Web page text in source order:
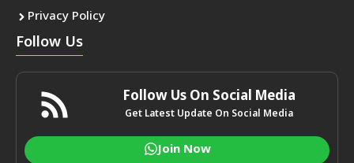
Privacy Policy
Follow Us
Follow Us On Social Media
Get Latest Update On Social Media
Join Now